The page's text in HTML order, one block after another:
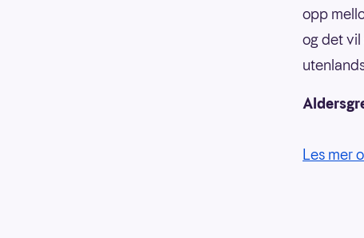
opp
og det
Les mer